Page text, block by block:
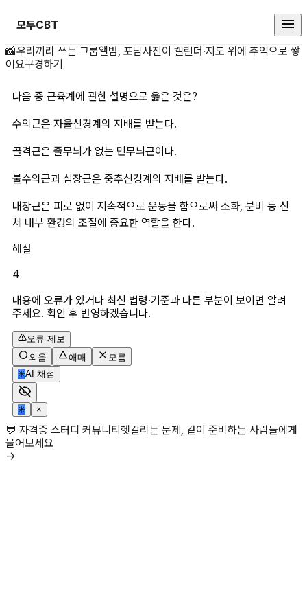
모두CBT
다음 중 근육계에 관한 설명으로
📸우리끼리 쓰는 그룹앨범, 포담사진이 캘린더·지도 위에 추억으로 쌓
여요구경하기
다음 중 근육계에 관한 설명으로 옳은 것은?
수의근은 자율신경계의 지배를 받는다.
골격근은 줄무늬가 없는 민무늬근이다.
불수의근과 심장근은 중추신경계의 지배를 받는다.
내장근은 피로 없이 지속적으로 운동을 함으로써 소화, 분비 등 신
체 내부 환경의 조절에 중요한 역할을 한다.
해설
4
내용에 오류가 있거나 최신 법령·기준과 다른 부분이 보이면 알려
주세요. 확인 후 반영하겠습니다.
오류 제보
외움
애매
모름
✳AI 채점
✳ ×
💬 자격증 스터디 커뮤니티헷갈리는 문제, 같이 준비하는 사람들에게
물어보세요
→